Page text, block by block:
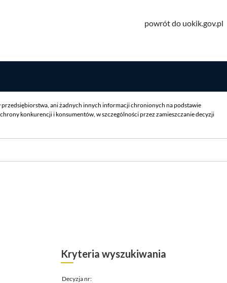
powrót do uokik.gov.pl
ani żadnych innych informacji chronionych na podstawie
konkurencji i konsumentów, w szczególności przez zamieszczanie decyzji
Kryteria wyszukiwania
Decyzja nr: